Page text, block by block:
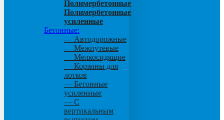
Полимербетонные
Полимербетонные
усиленные
Бетонные:
— Автодорожные
— Межпутевые
— Мелкосидящие
— Корзины для
лотков
— Бетонные
усиленные
— С
вертикальным